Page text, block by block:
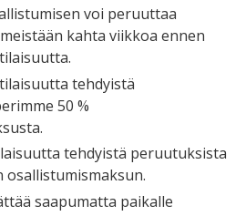
voi peruuttaa
kahta viikkoa ennen
tehdyistä
50 %
tehdyistä peruutuksista
osallistumismaksun.
saapumatta paikalle